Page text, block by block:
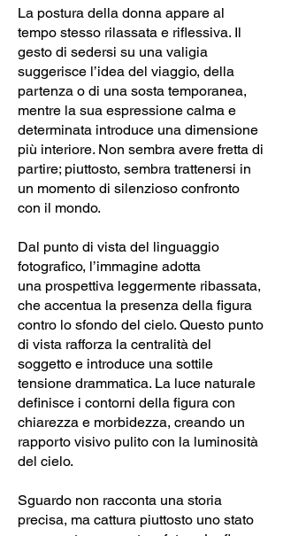
La postura della donna appare al
tempo stesso rilassata e riflessiva. Il
gesto di sedersi su una valigia
suggerisce l’idea del viaggio, della
partenza o di una sosta temporanea,
mentre la sua espressione calma e
determinata introduce una dimensione
più interiore. Non sembra avere fretta di
partire; piuttosto, sembra trattenersi in
un momento di silenzioso confronto
con il mondo.
Dal punto di vista del linguaggio
fotografico, l’immagine adotta
una prospettiva leggermente ribassata,
che accentua la presenza della figura
contro lo sfondo del cielo. Questo punto
di vista rafforza la centralità del
soggetto e introduce una sottile
tensione drammatica. La luce naturale
definisce i contorni della figura con
chiarezza e morbidezza, creando un
rapporto visivo pulito con la luminosità
del cielo.
Sguardo non racconta una storia
precisa, ma cattura piuttosto uno stato